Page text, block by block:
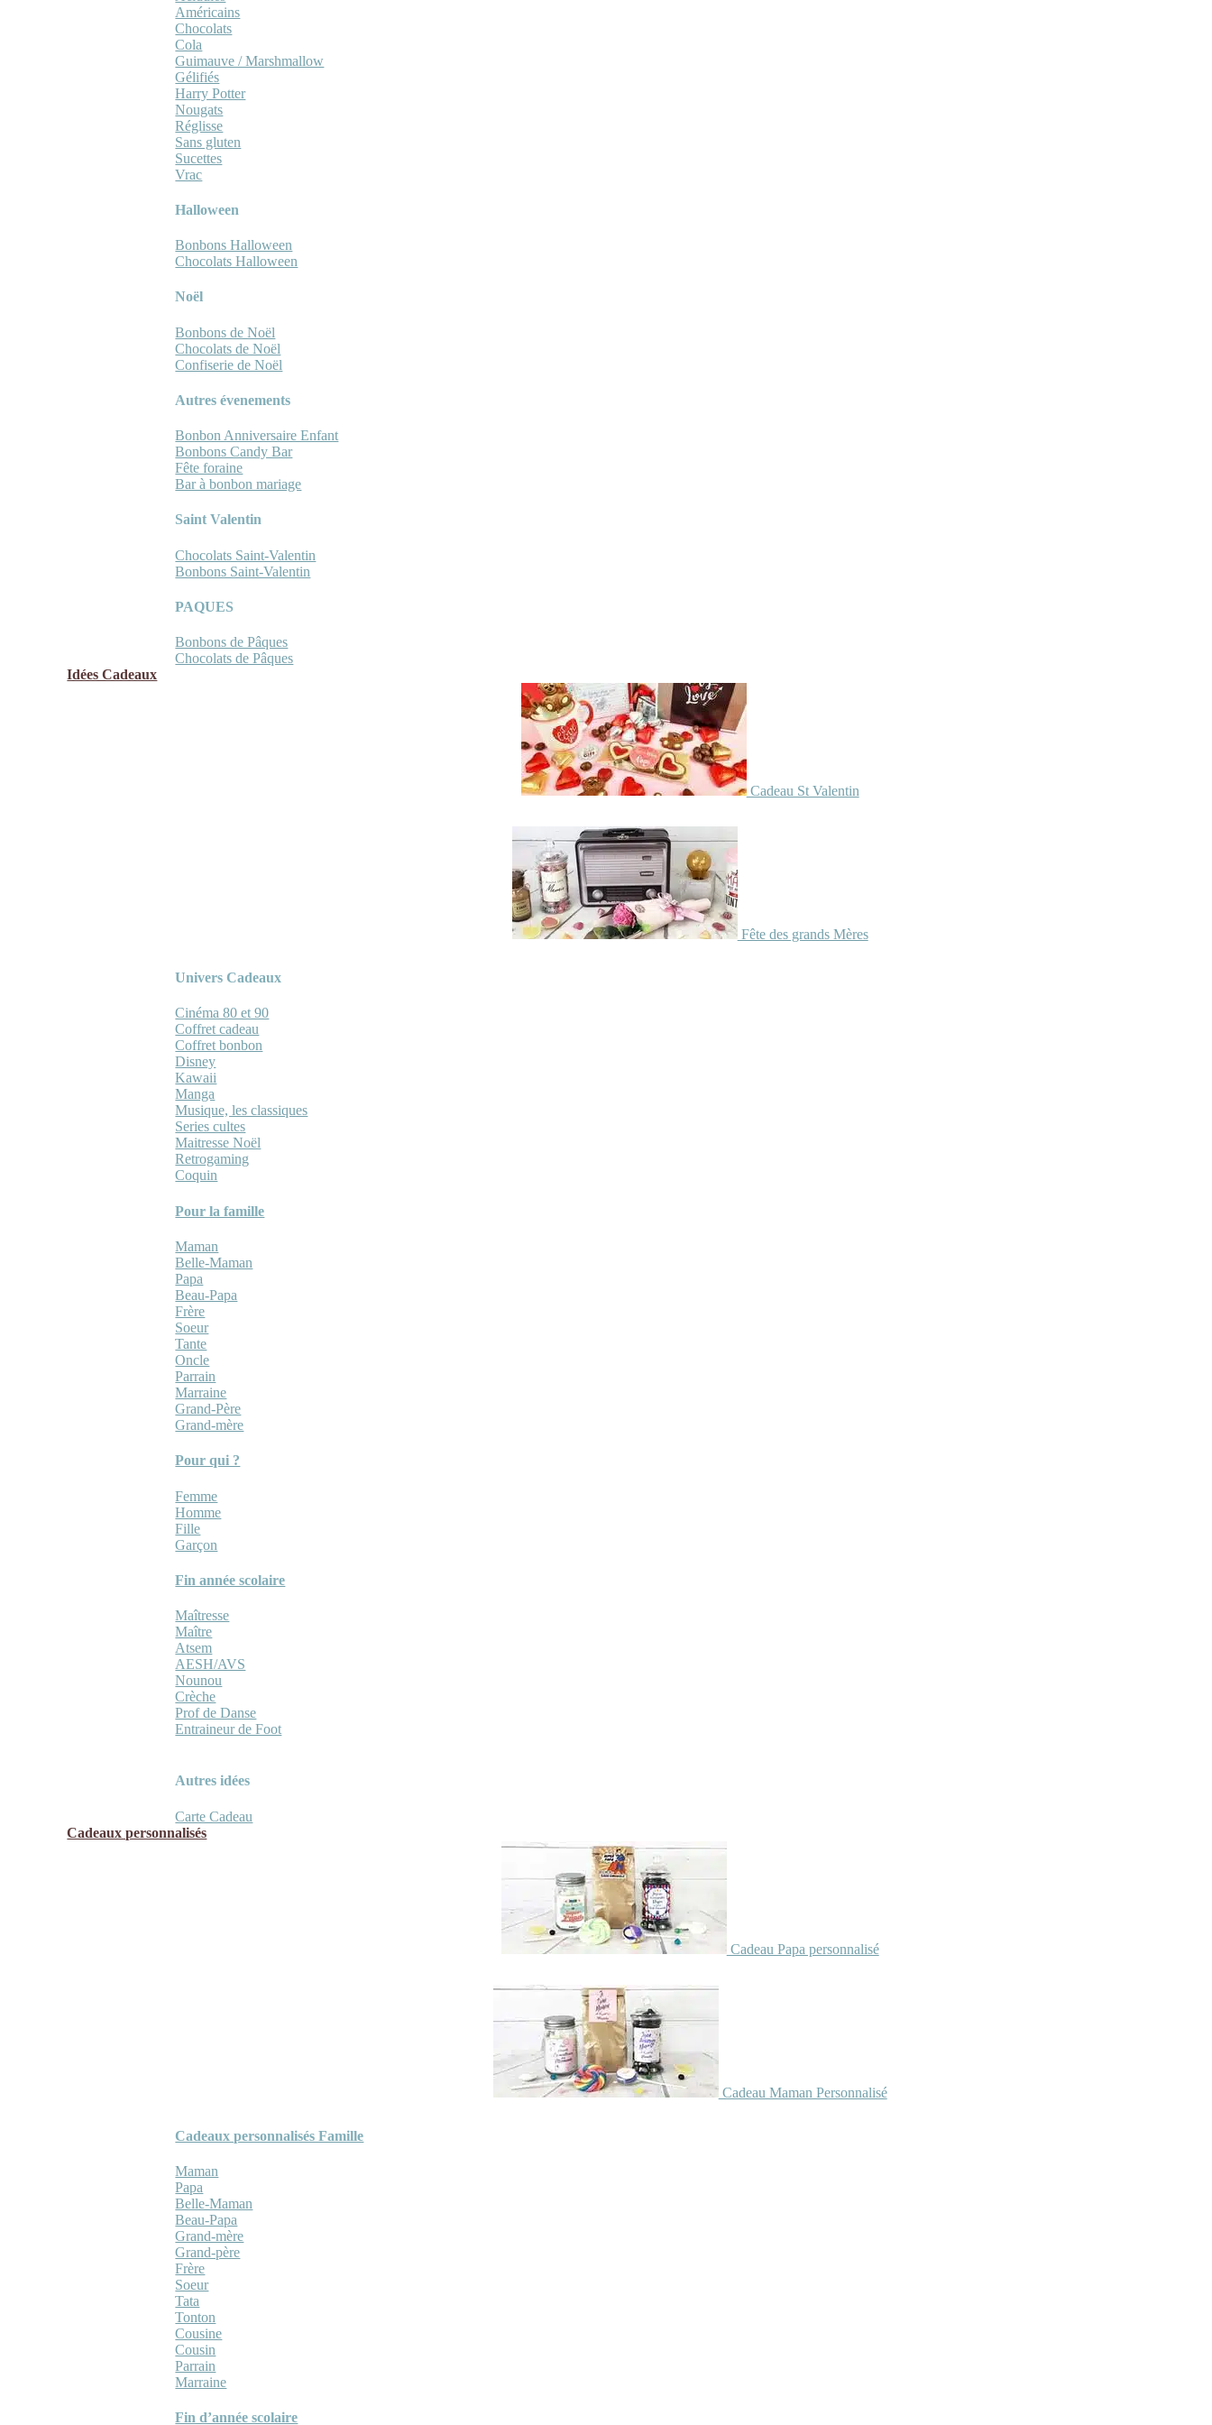
Américains
Chocolats
Cola
Guimauve / Marshmallow
Gélifiés
Harry Potter
Nougats
Réglisse
Sans gluten
Sucettes
Vrac
Halloween
Bonbons Halloween
Chocolats Halloween
Noël
Bonbons de Noël
Chocolats de Noël
Confiserie de Noël
Autres évenements
Bonbon Anniversaire Enfant
Bonbons Candy Bar
Fête foraine
Bar à bonbon mariage
Saint Valentin
Chocolats Saint-Valentin
Bonbons Saint-Valentin
PAQUES
Bonbons de Pâques
Chocolats de Pâques
Idées Cadeaux
Cadeau St Valentin
Fête des grands Mères
Univers Cadeaux
Cinéma 80 et 90
Coffret cadeau
Coffret bonbon
Disney
Kawaii
Manga
Musique, les classiques
Series cultes
Maitresse Noël
Retrogaming
Coquin
Pour la famille
Maman
Belle-Maman
Papa
Beau-Papa
Frère
Soeur
Tante
Oncle
Parrain
Marraine
Grand-Père
Grand-mère
Pour qui ?
Femme
Homme
Fille
Garçon
Fin année scolaire
Maîtresse
Maître
Atsem
AESH/AVS
Nounou
Crèche
Prof de Danse
Entraineur de Foot
Autres idées
Carte Cadeau
Cadeaux personnalisés
Cadeau Papa personnalisé
Cadeau Maman Personnalisé
Cadeaux personnalisés Famille
Maman
Papa
Belle-Maman
Beau-Papa
Grand-mère
Grand-père
Frère
Soeur
Tata
Tonton
Cousine
Cousin
Parrain
Marraine
Fin d’année scolaire